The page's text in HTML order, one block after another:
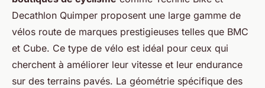
Decathlon Quimper proposent une large gamme de
vélos route de marques prestigieuses telles que BMC
et Cube. Ce type de vélo est idéal pour ceux qui
cherchent à améliorer leur vitesse et leur endurance
sur des terrains pavés. La géométrie spécifique des